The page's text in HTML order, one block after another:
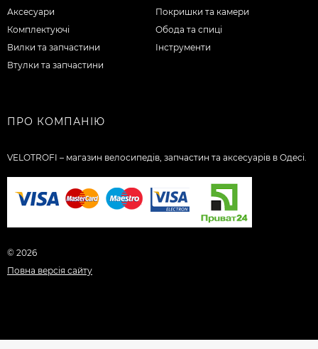
Аксесуари
Комплектуючі
Вилки та запчастини
Втулки та запчастини
Покришки та камери
Обода та спиці
Інструменти
ПРО КОМПАНІЮ
VELOTROFI – магазин велосипедів, запчастин та аксесуарів в Одесі.
© 2026
Повна версія сайту